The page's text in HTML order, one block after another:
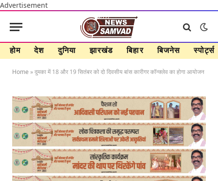
Advertisement
होम देश दुनिया झारखंड बिहार बिजनेस स्पोर्ट्स
Home »दुमका में 18 और 19 सितंबर को दो दिवसीय बांस कारीगर कॉन्क्लेव का होगा आयोजन